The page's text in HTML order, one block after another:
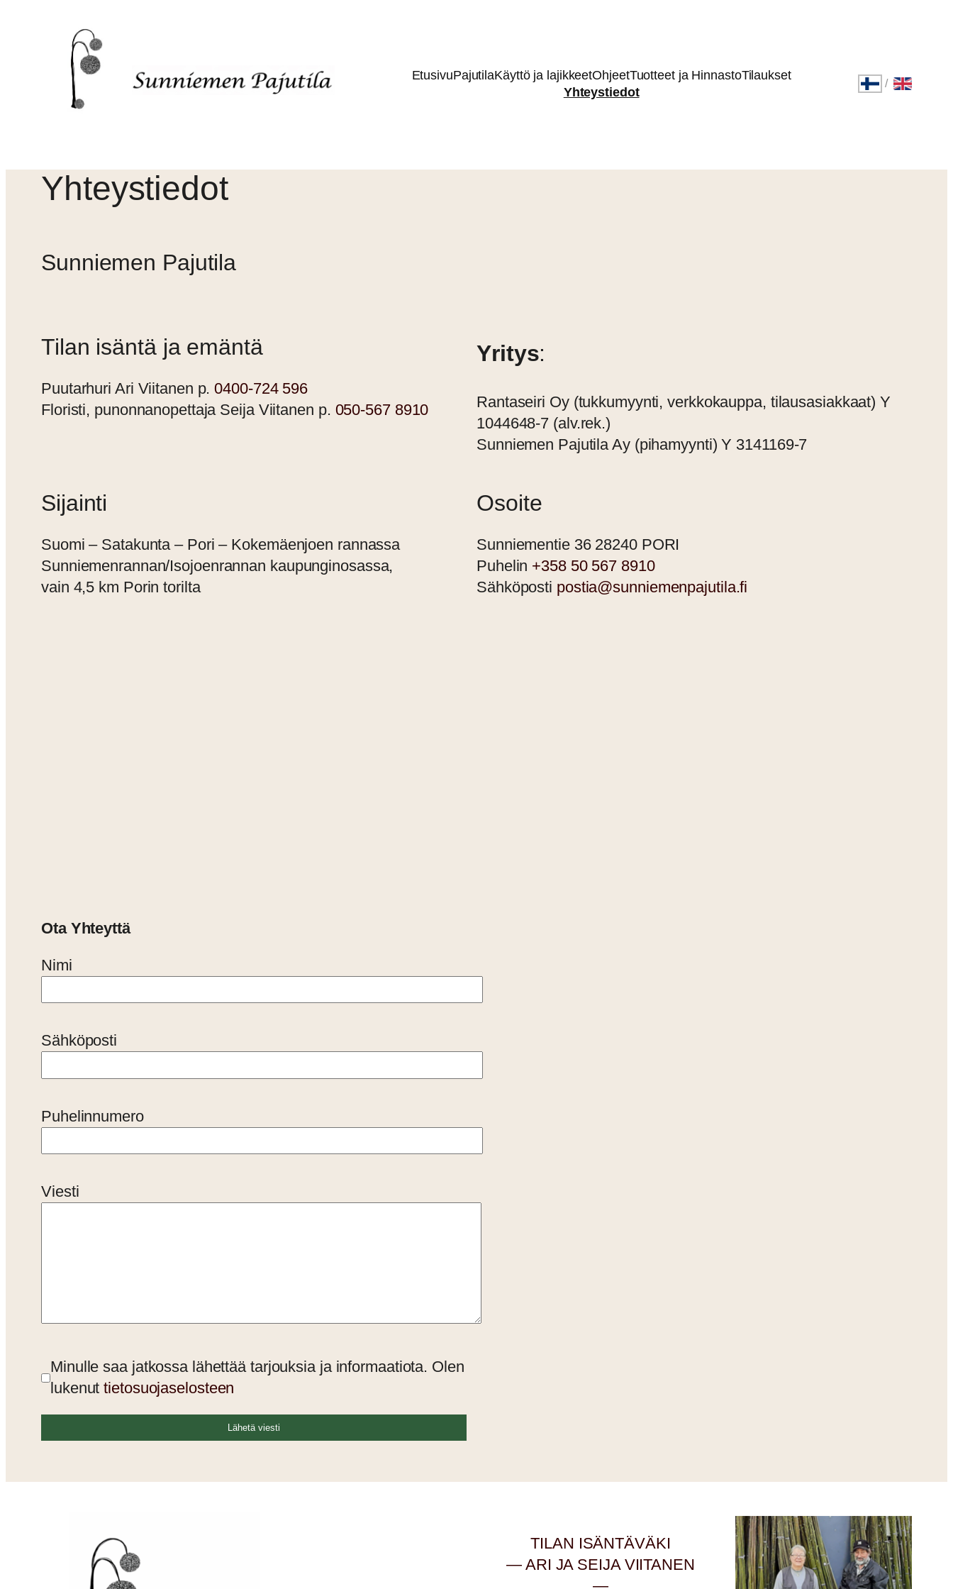
EtusivuPajutilaKäyttö ja lajikkeetOhjeetTuotteet ja HinnastoTilaukset
Yhteystiedot
/
Yhteystiedot
Sunniemen Pajutila
Tilan isäntä ja emäntä
Puutarhuri Ari Viitanen p.0400-724 596
Floristi, punonnanopettaja Seija Viitanen p. 050-567 8910
Yritys:
Rantaseiri Oy (tukkumyynti, verkkokauppa, tilausasiakkaat) Y
1044648-7 (alv.rek.)
Sunniemen Pajutila Ay (pihamyynti) Y 3141169-7
Sijainti
Suomi – Satakunta – Pori – Kokemäenjoen rannassa
Sunniemenrannan/Isojoenrannan kaupunginosassa,
vain 4,5 km Porin torilta
Osoite
Sunniementie 36 28240 PORI
Puhelin +358 50 567 8910
Sähköposti postia@sunniemenpajutila.fi
Ota Yhteyttä
Nimi
Sähköposti
Puhelinnumero
Viesti
Minulle saa jatkossa lähettää tarjouksia ja informaatiota. Olen
lukenuttietosuojaselosteen
TILAN ISÄNTÄVÄKI
— ARI JA SEIJA VIITANEN